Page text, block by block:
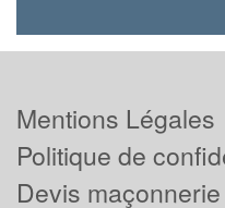
Mentions Légales
Politique de
Devis